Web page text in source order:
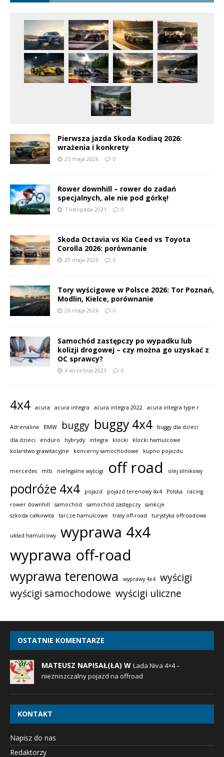
Pierwsza jazda Skoda Kodiaq 2026:
wrażenia i konkrety
25 maja 2026 0
Rower downhill – rower do zadań
specjalnych, ale nie pod górkę!
7 listopada 2021 0
Skoda Octavia vs Kia Ceed vs Toyota
Corolla 2026: porównanie
20 maja 2026 0
Tory wyścigowe w Polsce 2026: Tor Poznań,
Modlin, Kielce, porównanie
26 maja 2026 0
Samochód zastępczy po wypadku lub
kolizji drogowej – czy można go uzyskać z
OC sprawcy?
4 września 2023 0
4x4 acura acura integra acura integra 2022 acura integra type r
Adrenalina BMW buggy buggy 4x4
buggy dla dzieci
dla dzieci
enduro hybrydy integra klocki
klocki hamulcowe
kolarstwo grawitacyjne
koncerny samochodowe kupno pojazdu
mercedes mtb nielegalne wyścigi off road olej silnikowy
podróże 4x4 pojazd pojazd terenowy 4x4 Polska
racing
rower downhill
samochód samochód zastępczy
sankcje
szkoda całkowita
tarcze hamulcowe trasy off-road turystyka offroadowa
układ hamulcowy
wyprawa 4x4
wyprawa off-road
wyprawa terenowa wyprawy 4x4
wyścigi
wyścigi samochodowe wyścigi uliczne
OSTATNIE KOMENTARZE
MATEUSZ NAPISAŁ(ŁA) W Lada Niva 4×4 –
niezniszczalny pojazd na offroad
KONTAKT
Napisz do nas
Redaktorzy